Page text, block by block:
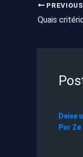
PREVIOUS
Deixe
Por Ze